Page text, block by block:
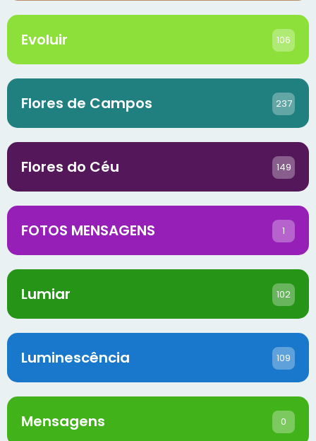
Evoluir 106
Flores de Campos 237
Flores do Céu 149
FOTOS MENSAGENS 1
Lumiar 102
Luminescência 109
Mensagens 0